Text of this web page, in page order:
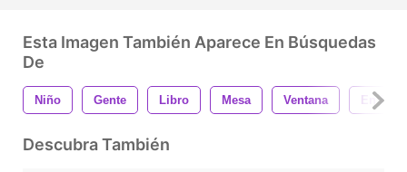
Esta Imagen También Aparece En Búsquedas
De
Niño Gente Libro Mesa Ventana En Pie
Descubra También